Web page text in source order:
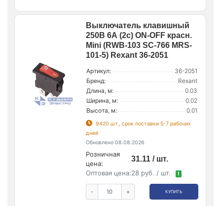
Выключатель клавишный
250В 6А (2с) ON-OFF красн.
Mini (RWB-103 SC-766 MRS-
101-5) Rexant 36-2051
Артикул:
36-2051
Бренд:
Rexant
Длина, м:
0.03
Ширина, м:
0.02
Высота, м:
0.01
9420 шт., срок поставки 5-7 рабочих
дней
Обновлено 08.08.2026
Розничная
цена:
31.11 / шт.
Оптовая цена:28 руб. / шт. !
- + КУПИТЬ